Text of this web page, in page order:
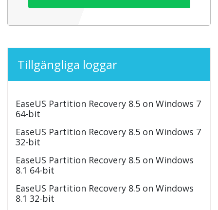
Tillgängliga loggar
EaseUS Partition Recovery 8.5 on Windows 7
64-bit
EaseUS Partition Recovery 8.5 on Windows 7
32-bit
EaseUS Partition Recovery 8.5 on Windows
8.1 64-bit
EaseUS Partition Recovery 8.5 on Windows
8.1 32-bit